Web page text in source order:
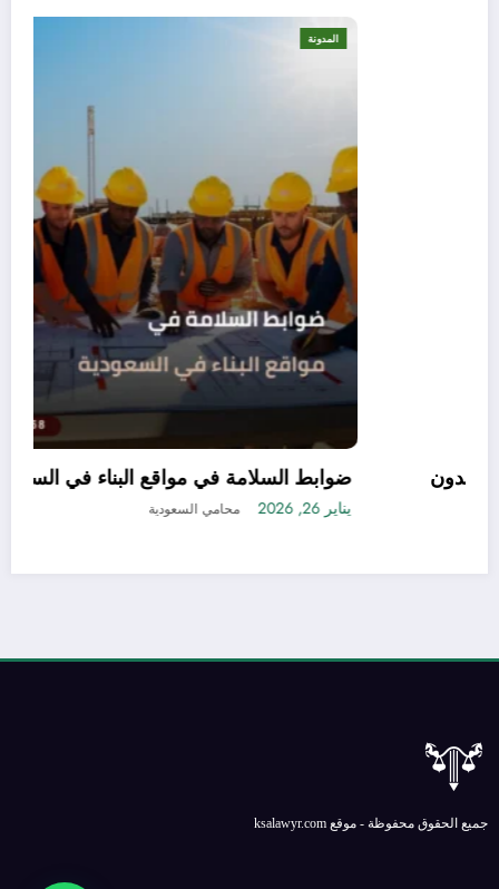
طريقة تسجيل منتجات التجميل في السعودية بدون
مشاكل أو تعقيدات